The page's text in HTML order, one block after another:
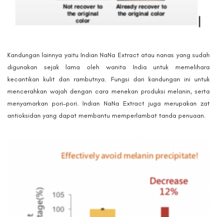
Kandungan lainnya yaitu Indian NaNa Extract atau nanas yang sudah
digunakan sejak lama oleh wanita India untuk memelihara
kecantikan kulit dan rambutnya. Fungsi dari kandungan ini untuk
mencerahkan wajah dengan cara menekan produksi melanin, serta
menyamarkan pori-pori. Indian NaNa Extract juga merupakan zat
antioksidan yang dapat membantu memperlambat tanda penuaan.